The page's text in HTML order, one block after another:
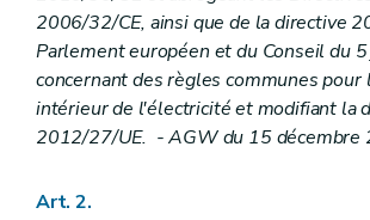
Art. 39
Sous-section 2 Procédure conduisant à la coupure d'électricité suite à un défaut
Art. 40
Sous-section 3 Recouvrement de la dette relative à la fourniture minimale
Art. 41
Chapitre IV ((...)- AGW du 15
Art. 41
2006/32/CE, ainsi que de la directive
Parlement européen et du Conseil du
concernant des règles communes pour
intérieur de l'électricité et modifiant la
2012/27/UE. - AGW du 15 décembre
Art. 2.